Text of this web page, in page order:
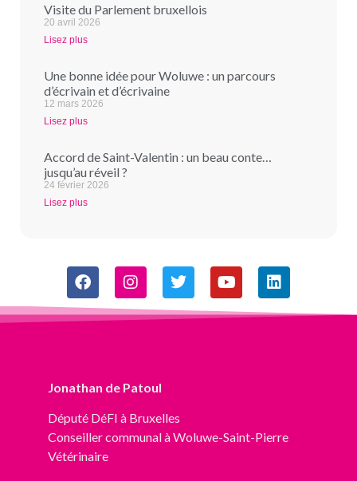
Visite du Parlement bruxellois
20 avril 2026
Lisez plus
Une bonne idée pour Woluwe : un parcours
d’écrivain et d’écrivaine
12 mars 2026
Lisez plus
Accord de Saint-Valentin : un beau conte…
jusqu’au réveil ?
24 février 2026
Lisez plus
Jonathan de Patoul
Député DéFI à Bruxelles
Conseiller communal à Woluwe-Saint-Pierre
Vétérinaire